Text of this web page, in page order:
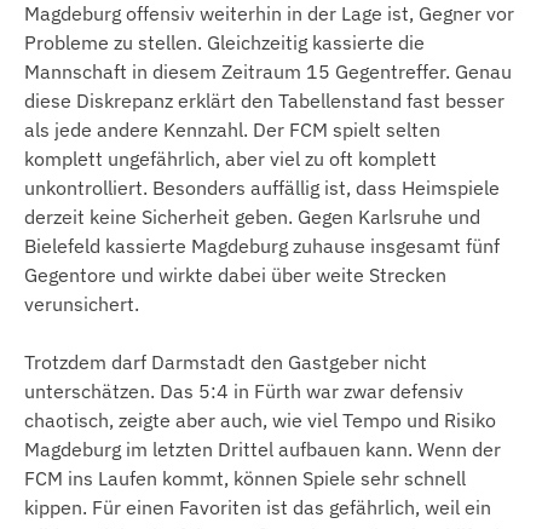
Magdeburg offensiv weiterhin in der Lage ist, Gegner vor
Probleme zu stellen. Gleichzeitig kassierte die
Mannschaft in diesem Zeitraum 15 Gegentreffer. Genau
diese Diskrepanz erklärt den Tabellenstand fast besser
als jede andere Kennzahl. Der FCM spielt selten
komplett ungefährlich, aber viel zu oft komplett
unkontrolliert. Besonders auffällig ist, dass Heimspiele
derzeit keine Sicherheit geben. Gegen Karlsruhe und
Bielefeld kassierte Magdeburg zuhause insgesamt fünf
Gegentore und wirkte dabei über weite Strecken
verunsichert.
Trotzdem darf Darmstadt den Gastgeber nicht
unterschätzen. Das 5:4 in Fürth war zwar defensiv
chaotisch, zeigte aber auch, wie viel Tempo und Risiko
Magdeburg im letzten Drittel aufbauen kann. Wenn der
FCM ins Laufen kommt, können Spiele sehr schnell
kippen. Für einen Favoriten ist das gefährlich, weil ein